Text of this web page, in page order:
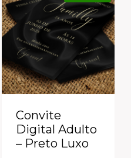
Convite
Digital Adulto
– Preto Luxo